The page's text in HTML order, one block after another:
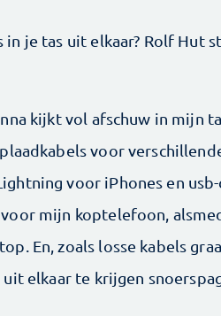
in je tas uit elkaar? Rolf Hut
kijkt vol afschuw in mijn
voor
voor iPhones en
mijn kop­telefoon,
En, zoals losse kabels
elkaar te ­krijgen